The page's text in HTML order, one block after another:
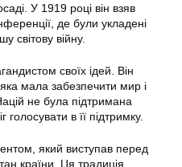
У 1919 році він взяв
де були укладені
світову війну.
своїх ідей. Він
мала забезпечити мир і
не була підтримана
в її підтримку.
який виступав перед
країни. Ця традиція